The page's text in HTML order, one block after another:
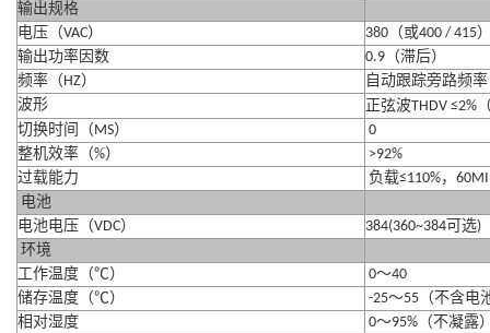
输出规格
电压（VAC） 380 （或400 / 415
输出功率因数
0.9 （滞后）
频率（HZ）
自动跟踪旁路频率
波形
正弦波THDV ≤2%
切换时间（MS）
0
整机效率（%）
>92%
过载能力
负载≤110%，
电池
电池电压（VDC） 384(360~384可选)
环境
工作温度（℃） 0～40
储存温度（℃） -25～55 （不含电
相对湿度
0～95% （不凝露